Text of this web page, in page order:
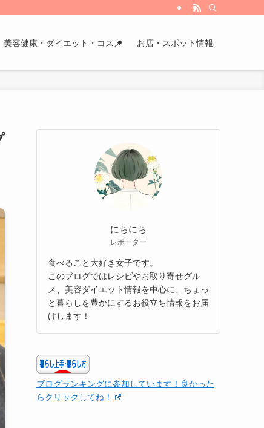
美容健康・ダイエット・コスメ お店・スポット情報
にちにち
レポーター
食べること大好き女子です。
このブログではレシピやお取り寄せグル
メ、美容ダイエット情報を中心に、ちょっ
と暮らしを豊かにするお役立ち情報をお届
けします！
ブログランキングに参加しています！良かった
らクリックしてね！